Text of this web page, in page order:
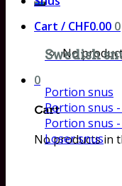
Cart / CHF0.00 0
No
0
Cart
No products in
Swedish
Portion snus
Portion snus
Portion snus
Loser snus